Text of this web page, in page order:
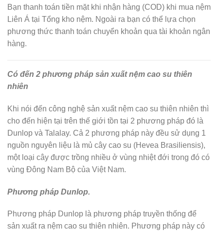
Bạn thanh toán tiền mặt khi nhận hàng (COD) khi mua nệm
Liên Á tại Tổng kho nệm. Ngoài ra bạn có thể lựa chọn
phương thức thanh toán chuyển khoản qua tài khoản ngân
hàng.
Có đến 2 phương pháp sản xuất nệm cao su thiên
nhiên
Khi nói đến công nghệ sản xuất nệm cao su thiên nhiên thì
cho đến hiện tại trên thế giới tồn tại 2 phương pháp đó là
Dunlop và Talalay. Cả 2 phương pháp này đều sử dụng 1
nguồn nguyên liệu là mủ cây cao su (Hevea Brasiliensis),
một loại cây được trồng nhiều ở vùng nhiệt đới trong đó có
vùng Đông Nam Bộ của Việt Nam.
Phương pháp Dunlop.
Phương pháp Dunlop là phương pháp truyền thống để
sản xuất ra nệm cao su thiên nhiên. Phương pháp này có